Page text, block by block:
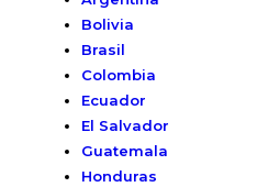
Bolivia
Brasil
Colombia
Ecuador
El Salvador
Guatemala
Honduras